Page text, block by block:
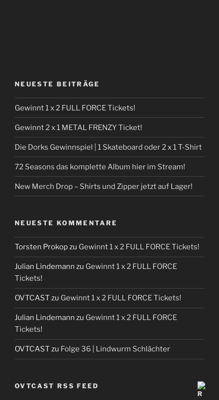
NEUESTE BEITRÄGE
Gewinnt 1 x 2 FULL FORCE Tickets!
Gewinnt 2 x 1 METAL FRENZY Ticket!
Die Dorks Gewinnspiel | 1 Skateboard oder 2 x 1 T-Shirt
72 Seasons das komplette Album hier im Stream!
New Merch Drop – Shirts und Zipper jetzt auf Lager!
NEUESTE KOMMENTARE
Torsten Prokopzu Gewinnt 1 x 2 FULL FORCE Tickets!
Julian Lindemann zu Gewinnt 1 x 2 FULL FORCE
Tickets!
OVTCAST zu Gewinnt 1 x 2 FULL FORCE Tickets!
Julian Lindemann zu Gewinnt 1 x 2 FULL FORCE
Tickets!
OVTCAST zu Folge 36 | Lindwurm Schlächter
OVTCAST RSS FEED